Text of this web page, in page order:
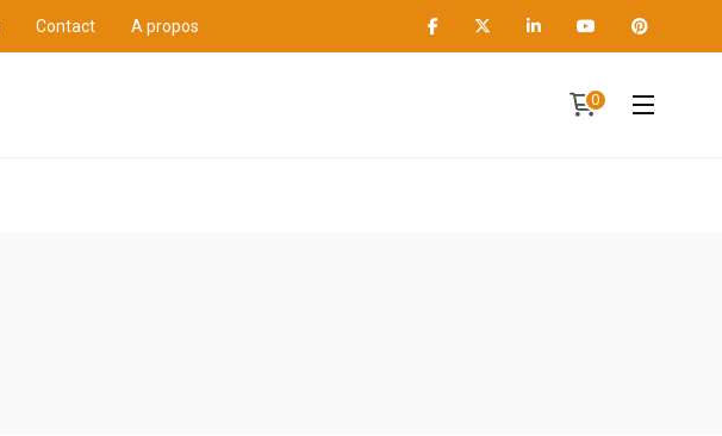
Contact A propos
0